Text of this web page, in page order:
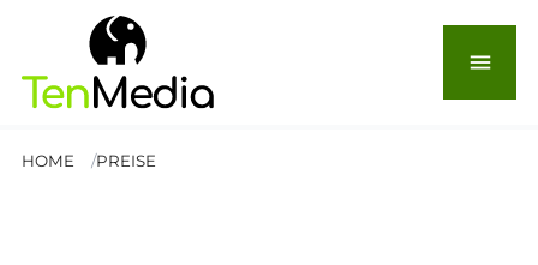
menu
HOME PREISE